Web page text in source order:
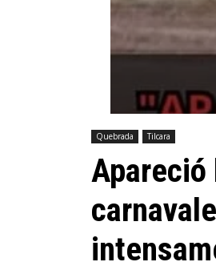
Quebrada Tilcara
Apareció